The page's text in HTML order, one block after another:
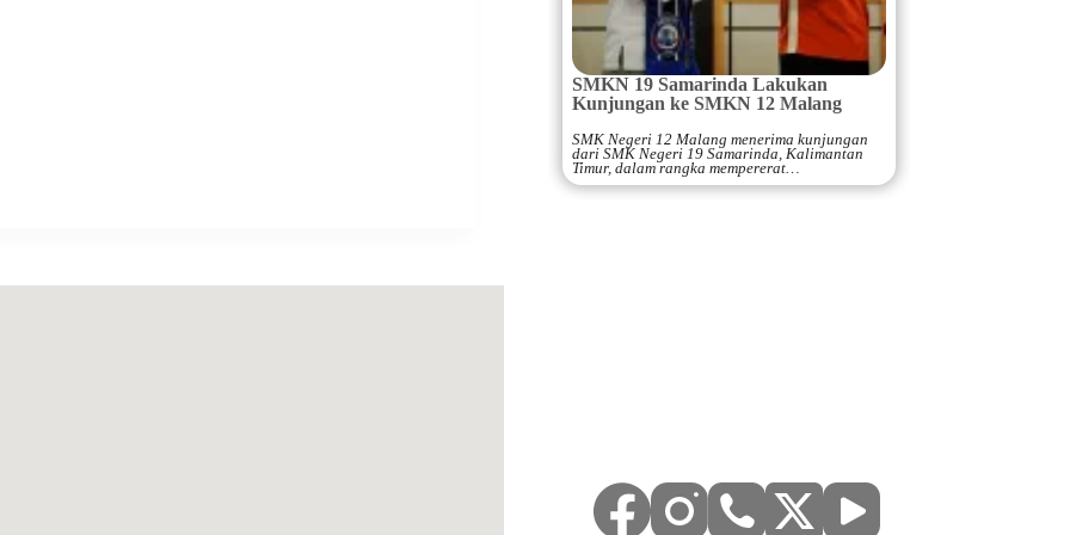
SMKN 19 Samarinda Lakukan
Kunjungan ke SMKN 12 Malang
SMK Negeri 12 Malang menerima kunjungan
dari SMK Negeri 19 Samarinda, Kalimantan
Timur, dalam rangka mempererat…